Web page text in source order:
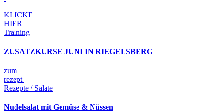
KLICKE
HIER
Training
ZUSATZKURSE JUNI IN RIEGELSBERG
zum
rezept
Rezepte / Salate
Nudelsalat mit Gemüse & Nüssen